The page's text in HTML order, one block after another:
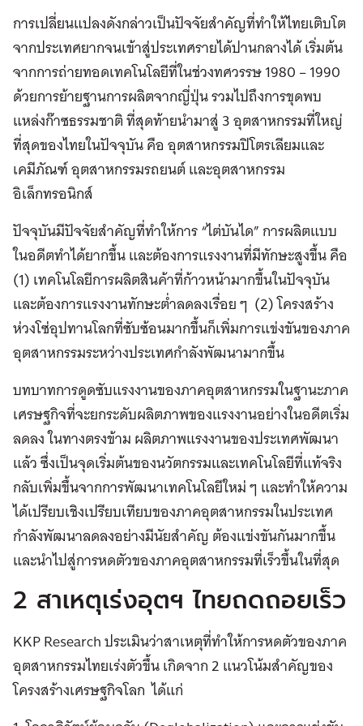
การเปลี่ยนแปลงดังกล่าวเป็นปัจจัยสำคัญที่ทำให้ไทยเติบโต
จากประเทศยากจนเข้าสู่ประเทศรายได้ปานกลางได้ เริ่มต้น
จากการถ่ายทอดเทคโนโลยีที่ในช่วงทศวรรษ 1980 – 1990
ด้วยการย้ายฐานการผลิตจากญี่ปุ่น รวมไปถึงการขุดพบ
แหล่งก๊าซธรรมชาติ ที่สุดท้ายนำมาสู่ 3 อุตสาหกรรมที่ใหญ่
ที่สุดของไทยในปัจจุบัน คือ อุตสาหกรรมปิโตรเลียมและ
เคมีภัณฑ์ อุตสาหกรรมรถยนต์ และอุตสาหกรรม
อิเล็กทรอนิกส์
ปัจจุบันมีปัจจัยสำคัญที่ทำให้การ “ไต่บันได” การผลิตแบบ
ในอดีตทำได้ยากขึ้น และต้องการแรงงานที่มีทักษะสูงขึ้น คือ
(1) เทคโนโลยีการผลิตสินค้าที่ก้าวหน้ามากขึ้นในปัจจุบัน
และต้องการแรงงานทักษะต่ำลดลงเรื่อย ๆ (2) โครงสร้าง
ห่วงโซ่อุปทานโลกที่ซับซ้อนมากขึ้นก็เพิ่มการแข่งขันของภาค
อุตสาหกรรมระหว่างประเทศกำลังพัฒนามากขึ้น
บทบาทการดูดซับแรงงานของภาคอุตสาหกรรมในฐานะภาค
เศรษฐกิจที่จะยกระดับผลิตภาพของแรงงานอย่างในอดีตเริ่ม
ลดลง ในทางตรงข้าม ผลิตภาพแรงงานของประเทศพัฒนา
แล้ว ซึ่งเป็นจุดเริ่มต้นของนวัตกรรมและเทคโนโลยีที่แท้จริง
กลับเพิ่มขึ้นจากการพัฒนาเทคโนโลยีใหม่ ๆ และทำให้ความ
ได้เปรียบเชิงเปรียบเทียบของภาคอุตสาหกรรมในประเทศ
กำลังพัฒนาลดลงอย่างมีนัยสำคัญ ต้องแข่งขันกันมากขึ้น
และนำไปสู่การหดตัวของภาคอุตสาหกรรมที่เร็วขึ้นในที่สุด
2 สาเหตุเร่งอุตฯ ไทยถดถอยเร็ว
KKP Research ประเมินว่าสาเหตุที่ทำให้การหดตัวของภาค
อุตสาหกรรมไทยเร่งตัวขึ้น เกิดจาก 2 แนวโน้มสำคัญของ
โครงสร้างเศรษฐกิจโลก ได้แก่